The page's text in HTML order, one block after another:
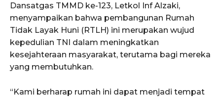
Dansatgas TMMD ke-123, Letkol Inf Alzaki,
menyampaikan bahwa pembangunan Rumah
Tidak Layak Huni (RTLH) ini merupakan wujud
kepedulian TNI dalam meningkatkan
kesejahteraan masyarakat, terutama bagi mereka
yang membutuhkan.
“Kami berharap rumah ini dapat menjadi tempat